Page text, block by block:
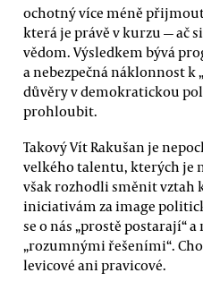
ochotný více méně
která je právě v kurzu — ač
vědom. Výsledkem bývá
a nebezpečná náklonnost k
důvěry v demokratickou
prohloubit.
Takový Vít Rakušan je
velkého talentu, kterých je
však rozhodli směnit vztah
iniciativám za image
se o nás „prostě postarají“
„rozumnými řešeními“.
levicové ani pravicové.